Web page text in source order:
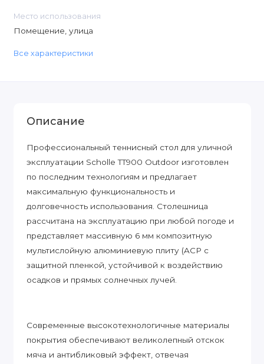
Место использования
Помещение, улица
Все характеристики
Описание
Профессиональный теннисный стол для уличной
эксплуатации Scholle TТ900 Outdoor изготовлен
по последним технологиям и предлагает
максимальную функциональность и
долговечность использования. Столешница
рассчитана на эксплуатацию при любой погоде и
представляет массивную 6 мм композитную
мультислойную алюминиевую плиту (ACP с
защитной пленкой, устойчивой к воздействию
осадков и прямых солнечных лучей.
Современные высокотехнологичные материалы
покрытия обеспечивают великолепный отскок
мяча и антибликовый эффект, отвечая